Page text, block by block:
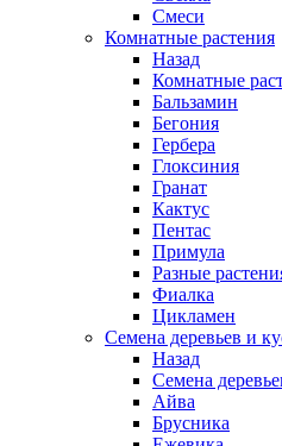
Смеси
Комнатные растения
Назад
Комнатные
Бальзамин
Бегония
Гербера
Глоксиния
Гранат
Кактус
Пентас
Примула
Разные
Фиалка
Цикламен
Семена деревьев и
Назад
Семена
Айва
Брусника